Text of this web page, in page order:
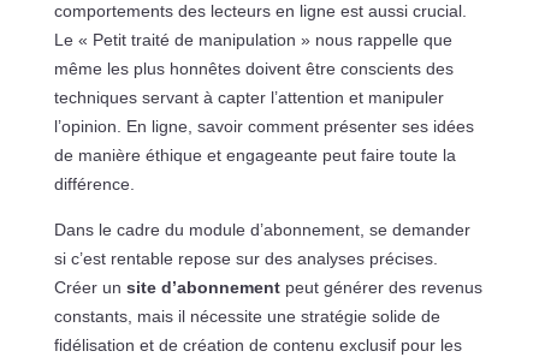
comportements des lecteurs en ligne est aussi crucial.
Le « Petit traité de manipulation » nous rappelle que
même les plus honnêtes doivent être conscients des
techniques servant à capter l’attention et manipuler
l’opinion. En ligne, savoir comment présenter ses idées
de manière éthique et engageante peut faire toute la
différence.
Dans le cadre du module d’abonnement, se demander
si c’est rentable repose sur des analyses précises.
Créer un site d’abonnementpeut générer des revenus
constants, mais il nécessite une stratégie solide de
fidélisation et de création de contenu exclusif pour les